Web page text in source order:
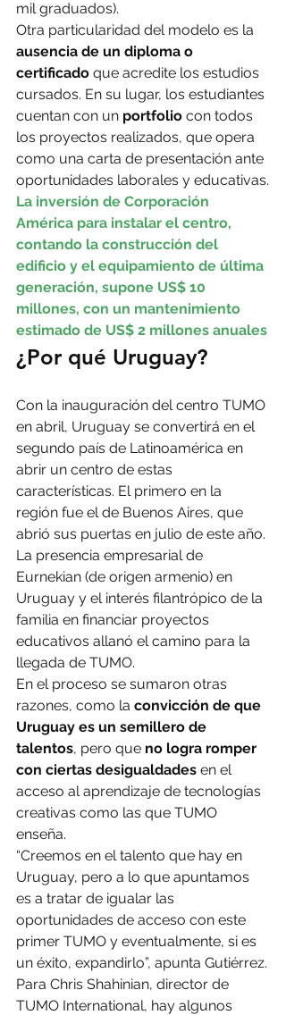
mil graduados).
Otra particularidad del modelo es la
ausencia de un diploma o
certificado que acredite los estudios
cursados. En su lugar, los estudiantes
cuentan con un portfolio con todos
los proyectos realizados, que opera
como una carta de presentación ante
oportunidades laborales y educativas.
La inversión de Corporación
América para instalar el centro,
contando la construcción del
edificio y el equipamiento de última
generación, supone US$ 10
millones, con un mantenimiento
estimado de US$ 2 millones anuales
¿Por qué Uruguay?
Con la inauguración del centro TUMO
en abril, Uruguay se convertirá en el
segundo país de Latinoamérica en
abrir un centro de estas
características. El primero en la
región fue el de Buenos Aires, que
abrió sus puertas en julio de este año.
La presencia empresarial de
Eurnekian (de origen armenio) en
Uruguay y el interés filantrópico de la
familia en financiar proyectos
educativos allanó el camino para la
llegada de TUMO.
En el proceso se sumaron otras
razones, como la convicción de que
Uruguay es un semillero de
talentos, pero que no logra romper
con ciertas desigualdades en el
acceso al aprendizaje de tecnologías
creativas como las que TUMO
enseña.
“Creemos en el talento que hay en
Uruguay, pero a lo que apuntamos
es a tratar de igualar las
oportunidades de acceso con este
primer TUMO y eventualmente, si es
un éxito, expandirlo”, apunta Gutiérrez.
Para Chris Shahinian, director de
TUMO International, hay algunos